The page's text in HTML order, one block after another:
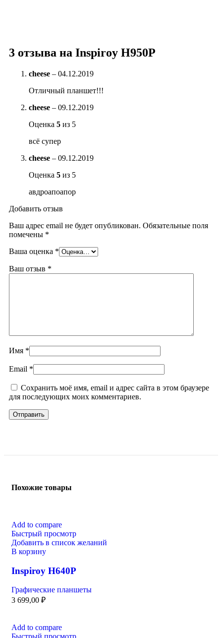
3 отзыва на Inspiroy H950P
cheese – 04.12.2019
Отличный планшет!!!
cheese – 09.12.2019
Оценка 5 из 5
всё супер
cheese – 09.12.2019
Оценка 5 из 5
авдроапоапор
Добавить отзыв
Ваш адрес email не будет опубликован. Обязательные поля
помечены *
Ваша оценка *
Ваш отзыв *
Имя *
Email *
Сохранить моё имя, email и адрес сайта в этом браузере
для последующих моих комментариев.
Похожие товары
Add to compare
Быстрый просмотр
Добавить в список желаний
В корзину
Inspiroy H640P
Графические планшеты
3 699,00 ₽
Add to compare